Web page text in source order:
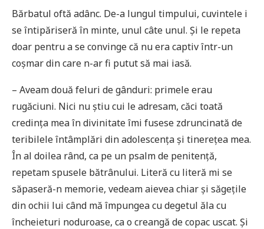
Bărbatul oftă adânc. De-a lungul timpului, cuvintele i
se întipăriseră în minte, unul câte unul. Și le repeta
doar pentru a se convinge că nu era captiv într-un
coșmar din care n-ar fi putut să mai iasă.
– Aveam două feluri de gânduri: primele erau
rugăciuni. Nici nu știu cui le adresam, căci toată
credința mea în divinitate îmi fusese zdruncinată de
teribilele întâmplări din adolescența și tinerețea mea.
În al doilea rând, ca pe un psalm de penitență,
repetam spusele bătrânului. Literă cu literă mi se
săpaseră-n memorie, vedeam aievea chiar și săgețile
din ochii lui când mă împungea cu degetul ăla cu
încheieturi noduroase, ca o creangă de copac uscat. Și